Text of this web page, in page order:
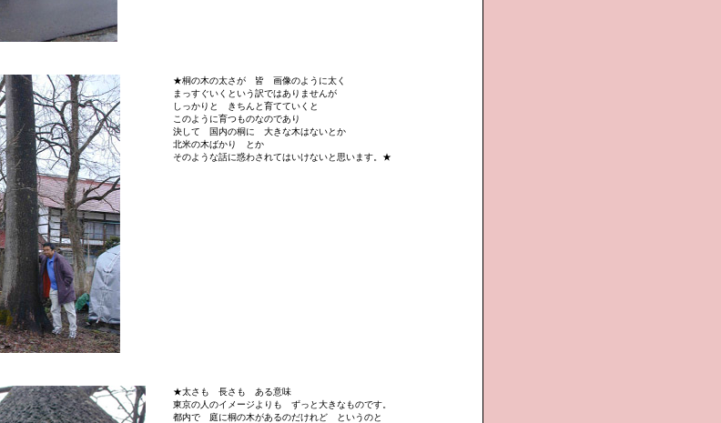
★桐の木の太さが 皆 画像のように太く
まっすぐいくという訳ではありませんが
しっかりと きちんと育てていくと
このように育つものなのであり
決して 国内の桐に 大きな木はないとか
北米の木ばかり とか
そのような話に惑わされてはいけないと思います。★
★太さも 長さも ある意味
東京の人のイメージよりも ずっと大きなものです。
都内で 庭に桐の木があるのだけれど というのと